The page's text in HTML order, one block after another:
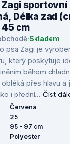
sportovní
Délka zad
cm
·Skladem
psa Zagi je
který poskytuje
během
přes hlavu a
i přední... Číst
Červená
25
95 - 97 cm
Polyester